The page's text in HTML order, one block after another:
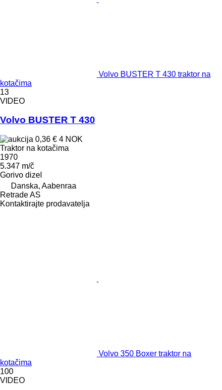
Volvo BUSTER T 430 traktor na
kotačima
13
VIDEO
Volvo BUSTER T 430
0,36 € 4 NOK
Traktor na kotačima
1970
5.347 m/č
Gorivo dizel
Danska, Aabenraa
Retrade AS
Kontaktirajte prodavatelja
Volvo 350 Boxer traktor na
kotačima
100
VIDEO